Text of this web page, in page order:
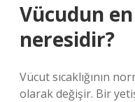
Vücudun
neresidir?
Vücut sıcaklığının
olarak değişir. Bir